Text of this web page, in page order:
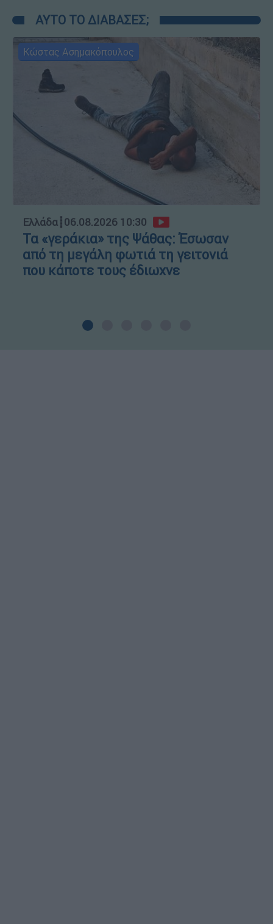
ΑΥΤΟ ΤΟ ΔΙΑΒΑΣΕΣ;
Κώστας Ασημακόπουλος
Ελλάδα┋06.08.2026 10:30
Τα «γεράκια» της Ψάθας: Έσωσαν
από τη μεγάλη φωτιά τη γειτονιά
που κάποτε τους έδιωχνε